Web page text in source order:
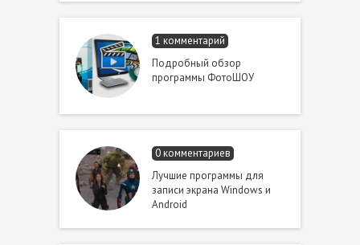
1 комментарий
Подробный обзор
программы ФотоШОУ
0 комментариев
Лучшие программы для
записи экрана Windows и
Android